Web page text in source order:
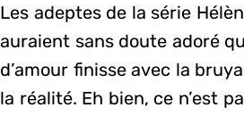
Les adeptes de la série
auraient sans doute adoré
d’amour finisse avec la
la réalité. Eh bien, ce n’est